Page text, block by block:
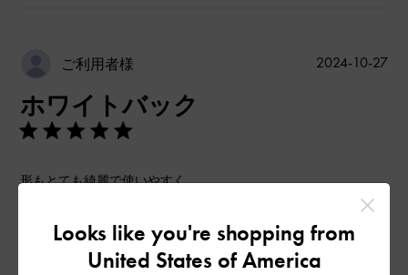
ご利用者様
ホワイトバック
形もとても綺麗で使いやすく
サイズ: その他（シューズ以外） |カラー: ベージュ系
デザイン
公
2024-10-27
Looks like you're shopping from
United States of America